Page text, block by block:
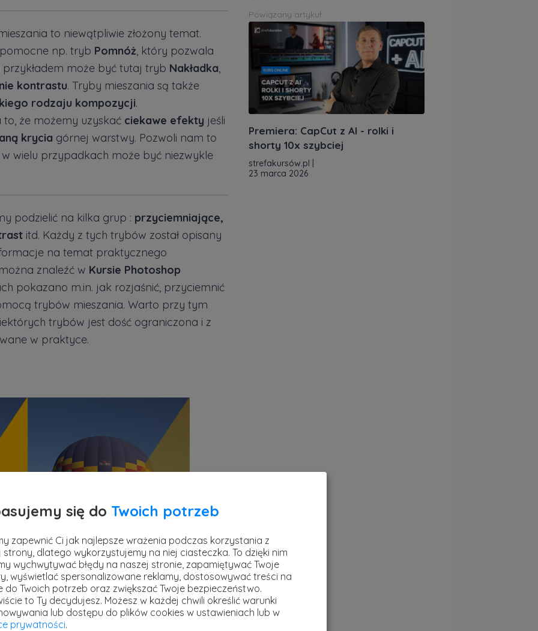
to niewątpliwie złożony temat.
np. tryb Pomnóż , który pozwala
przykładem może być tutaj tryb Nakładka
kontrastu. Tryby mieszania są także
rodzaju kompozycji.
że możemy uzyskać ciekawe efekty jeśli
krycia górnej warstwy. Pozwoli nam to
wielu przypadkach może być niezwykle
podzielić na kilka grup : przyciemniające,
itd. Każdy z tych trybów został opisany
na temat praktycznego
znaleźć w Kursie Photoshop
pokazano m.in. jak rozjaśnić, przyciemnić
trybów mieszania. Warto przy tym
trybów jest dość ograniczona i z
w praktyce.
Powiązany artykuł
Premiera: CapCut z AI - rolki i
shorty 10x szybciej
strefakursów.pl
23 marca 2026
się do Twoich potrzeb
zapewnić Ci jak najlepsze wrażenia podczas korzystania z
strony, dlatego wykorzystujemy na niej ciasteczka. To dzięki nim
wychwytywać błędy na naszej stronie, zapamiętywać Twoje
wyświetlać spersonalizowane reklamy, dostosowywać treści na
do Twoich potrzeb oraz zwiększać Twoje bezpieczeństwo.
to Ty decydujesz. Możesz w każdej chwili określić warunki
lub dostępu do plików cookies w ustawieniach lub w
prywatności.